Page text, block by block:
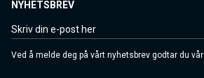
NYHETSBREV
Ved å melde deg på vårt nyhetsbrev godtar du vår